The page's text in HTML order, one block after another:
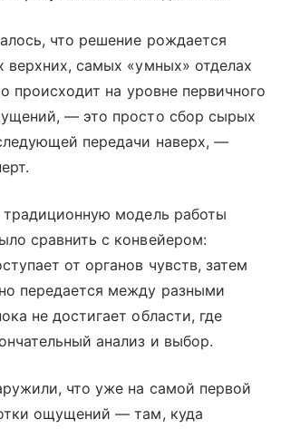
что решение рождается
верхних, самых «умных» отделах
происходит на уровне первичного
— это просто сбор сырых
передачи наверх, —
модель работы
сравнить с конвейером:
от органов чувств, затем
передается между разными
не достигает области, где
анализ и выбор.
что уже на самой первой
ощущений — там, куда